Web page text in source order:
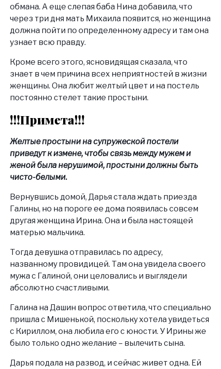
обмана. А еще слепая баба Нина добавила, что
через три дня мать Михаила появится, но женщина
должна пойти по определенному адресу и там она
узнает всю правду.
Кроме всего этого, ясновидящая сказала, что
знает в чем причина всех неприятностей в жизни
женщины. Она любит желтый цвет и на постель
постоянно стелет такие простыни.
!!!Примета!!!
Желтые простыни на супружеской постели
приведут к измене, чтобы связь между мужем и
женой была нерушимой, простыни должны быть
чисто-белыми.
Вернувшись домой, Дарья стала ждать приезда
Галины, но на пороге ее дома появилась совсем
другая женщина Ирина. Она и была настоящей
матерью мальчика.
Тогда девушка отправилась по адресу,
названному провидицей. Там она увидела своего
мужа с Галиной, они целовались и выглядели
абсолютно счастливыми.
Галина на Дашин вопрос ответила, что специально
пришла с Мишенькой, поскольку хотела увидеться
с Кириллом, она любила его с юности. У Ирины же
было только одно желание – вылечить сына.
Дарья подала на развод, и сейчас живет одна. Ей